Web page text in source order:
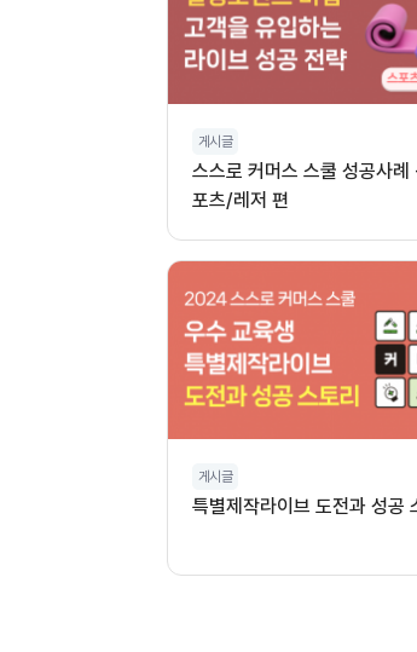
게시글
스스로 커머스 스쿨 성공사례
포츠/레저 편
게시글
특별제작라이브 도전과 성공